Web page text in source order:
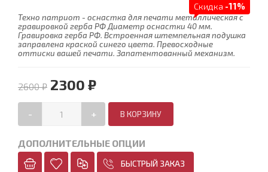
Скидка -11%
Техно патриот - оснастка для печати металлическая с
гравировкой герба РФ Диаметр оснастки 40 мм.
Гравировка герба РФ. Встроенная штемпельная подушка
заправлена краской синего цвета. Превосходные
оттиски вашей печати. Запатентованный механизм.
2600 ₽ 2300 ₽
- +
ДОПОЛНИТЕЛЬНЫЕ ОПЦИИ
БЫСТРЫЙ ЗАКАЗ